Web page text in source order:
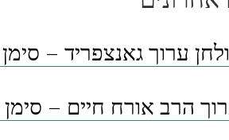
ערוך גאנצפריד –
הרב אורח חיים – סימן